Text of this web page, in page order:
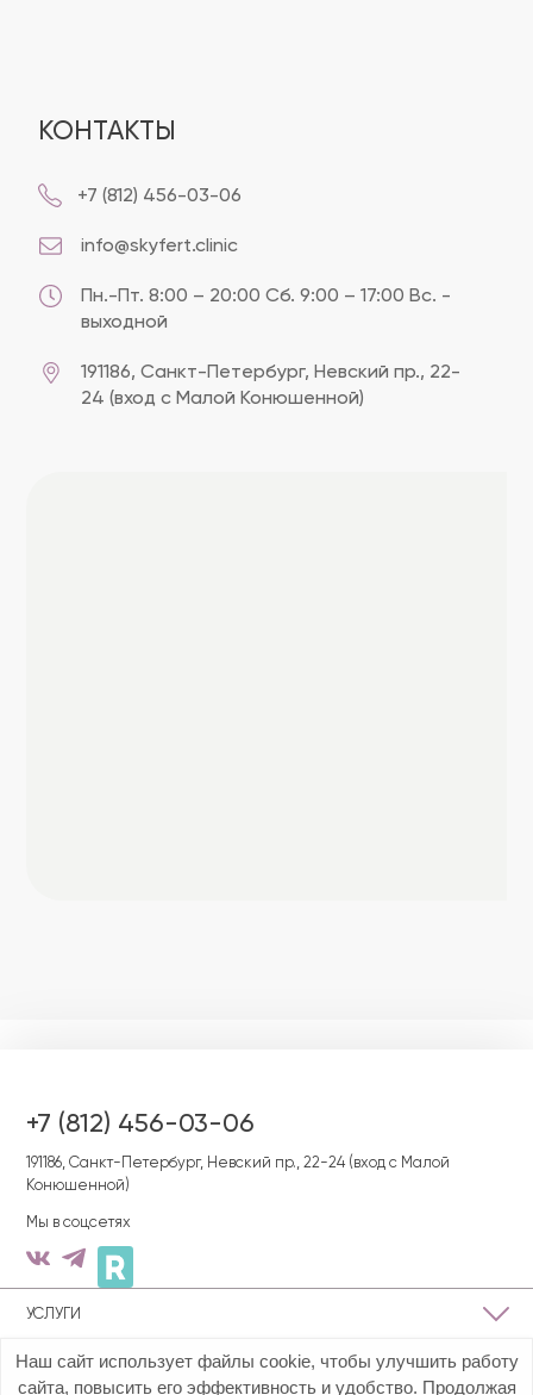
КОНТАКТЫ
+7 (812) 456-03-06
info@skyfert.clinic
Пн.-Пт. 8:00 – 20:00 Сб. 9:00 – 17:00 Вс. -
выходной
191186, Cанкт-Петербург, Невский пр., 22-
24 (вход с Малой Конюшенной)
+7 (812) 456-03-06
191186, Cанкт-Петербург, Невский пр., 22-24 (вход с Малой
Конюшенной)
Мы в соцсетях
УСЛУГИ
О КЛИНИКЕ
Наш сайт использует файлы cookie, чтобы улучшить работу
сайта, повысить его эффективность и удобство. Продолжая